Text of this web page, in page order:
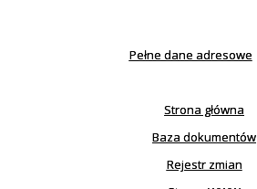
Pełne dane adresowe
Strona główna
Baza dokumentów
Rejestr zmian